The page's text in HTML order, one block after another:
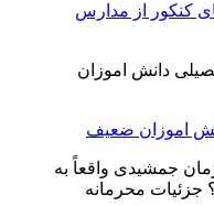
کنکور از مدارس
اموزان ضعیف